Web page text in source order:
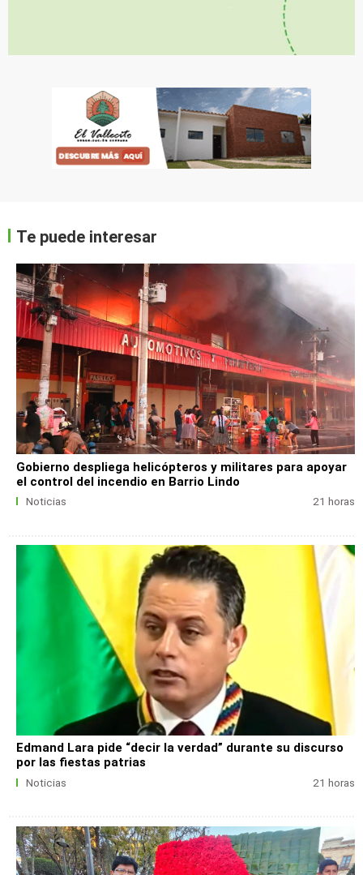
Te puede interesar
Gobierno despliega helicópteros y militares para apoyar
el control del incendio en Barrio Lindo
Noticias 21 horas
Edmand Lara pide “decir la verdad” durante su discurso
por las fiestas patrias
Noticias 21 horas